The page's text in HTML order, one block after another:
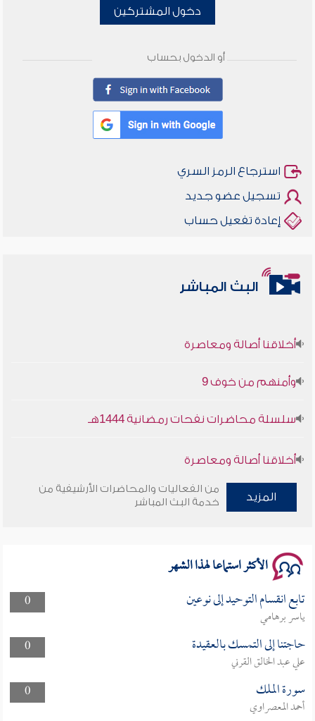
دخول المشتركين
أو الدخول بحساب
استرجاع الرمز السري
تسجيل عضو جديد
إعادة تفعيل حساب
البث المباشر
أخلاقنا أصالة ومعاصرة
وأمنهم من خوف 9
سلسلة محاضرات نفحات رمضانية 1444هـ
أخلاقنا أصالة ومعاصرة
وأمنهم من خوف 9
المزيد
من الفعاليات والمحاضرات الأرشيفية من
خدمة البث المباشر
الأكثر استماعا لهذا الشهر
0 تابع انقسام التوحيد إلى نوعين
ياسر برهامي
0
حاجتنا إلى التمسك بالعقيدة
علي عبد الخالق القرني
0
سورة الملك
أحمد المعصراوي